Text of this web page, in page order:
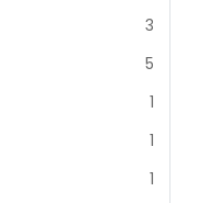
3
5
1
1
1